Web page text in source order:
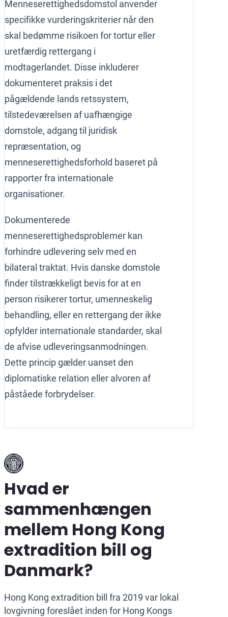
Menneserettighedsdomstol anvender
specifikke vurderingskriterier når den
skal bedømme risikoen for tortur eller
uretfærdig rettergang i
modtagerlandet. Disse inkluderer
dokumenteret praksis i det
pågældende lands retssystem,
tilstedeværelsen af uafhængige
domstole, adgang til juridisk
repræsentation, og
menneserettighedsforhold baseret på
rapporter fra internationale
organisationer.
Dokumenterede
menneserettighedsproblemer kan
forhindre udlevering selv med en
bilateral traktat. Hvis danske domstole
finder tilstrækkeligt bevis for at en
person risikerer tortur, umenneskelig
behandling, eller en rettergang der ikke
opfylder internationale standarder, skal
de afvise udleveringsanmodningen.
Dette princip gælder uanset den
diplomatiske relation eller alvoren af
påståede forbrydelser.
Hvad er
sammenhængen
mellem Hong Kong
extradition bill og
Danmark?
Hong Kong extradition bill fra 2019 var lokal
lovgivning foreslået inden for Hong Kongs